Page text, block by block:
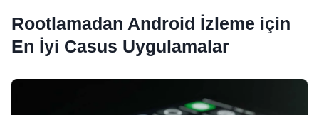
Rootlamadan Android İzleme için
En İyi Casus Uygulamalar